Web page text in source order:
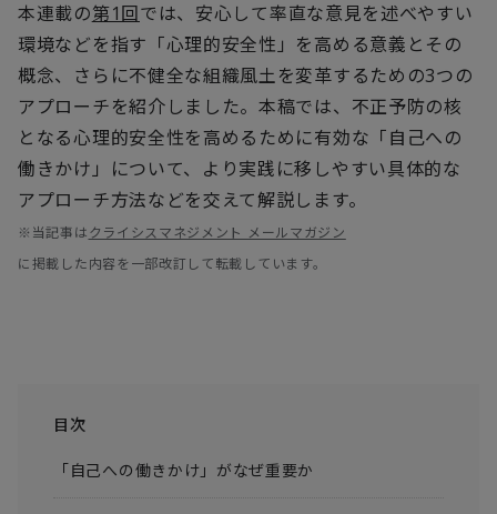
本連載の第1回では、安心して率直な意見を述べやすい
環境などを指す「心理的安全性」を高める意義とその
概念、さらに不健全な組織風土を変革するための3つの
アプローチを紹介しました。本稿では、不正予防の核
となる心理的安全性を高めるために有効な「自己への
働きかけ」について、より実践に移しやすい具体的な
アプローチ方法などを交えて解説します。
※当記事はクライシスマネジメント メールマガジン
に掲載した内容を一部改訂して転載しています。
目次
「自己への働きかけ」がなぜ重要か